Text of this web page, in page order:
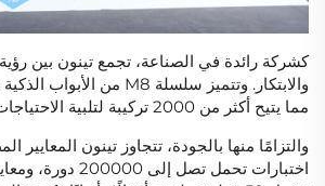
كشركة رائدة في الصناعة، تجمع تينون بين
مما يتيح أكثر من 2000 تركيبة لتلبية الاحتياجات المتنوعة.
والتزامًا منها بالجودة، تتجاوز تينون المعايير
اختبارات تحمل تصل